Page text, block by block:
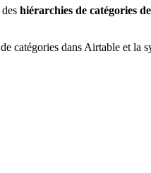
hiérarchies de catégories
catégories dans Airtable et la